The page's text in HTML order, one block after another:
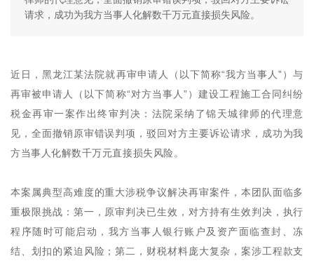
请求，成功为我方当事人化解数千万元直接损失风险。
近日，黑龙江某法院就再审申请人（以下简称“我方当事人”）与
再审被申请人（以下简称“对方当事人”）建设工程施工合同纠纷
税金再审一案作出终审判决：法院采纳了锦天城律师的代理意
见，全面撤销原审错误判项，驳回对方主要诉讼请求，成功为我
方当事人化解数千万元直接损失风险。
本案属典型高难度的重大涉税争议解决再审案件，本团队面临多
重极限挑战：第一，原审判决已生效，对方持有生效判决，执行
程序随时可能启动，我方当事人银行账户及资产面临查封、冻
结、划扣的紧迫风险；第二，财税材料庞大复杂，案涉工程款支